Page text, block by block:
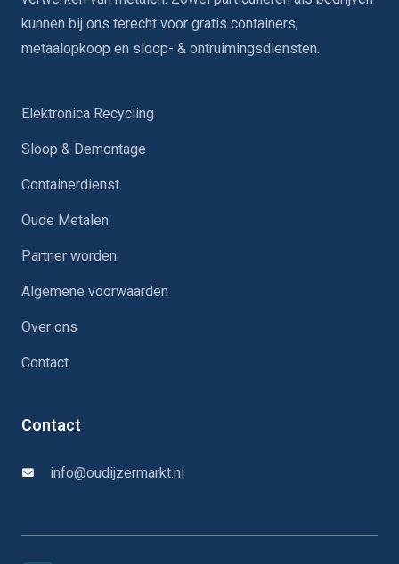
kunnen bij ons terecht voor gratis containers,
metaalopkoop en sloop- & ontruimingsdiensten.
Elektronica Recycling
Sloop & Demontage
Containerdienst
Oude Metalen
Partner worden
Algemene voorwaarden
Over ons
Contact
Contact
info@oudijzermarkt.nl